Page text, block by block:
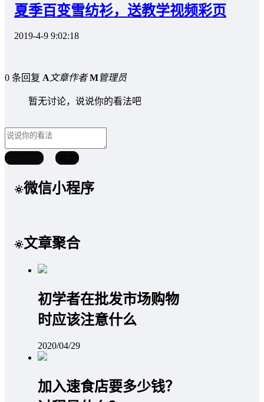
夏季百变雪纺衫，送教学视频彩页
2019-4-9 9:02:18
0 条回复 A文章作者 M管理员
暂无讨论，说说你的看法吧
微信小程序
文章聚合
初学者在批发市场购物
时应该注意什么
2020/04/29
加入速食店要多少钱？